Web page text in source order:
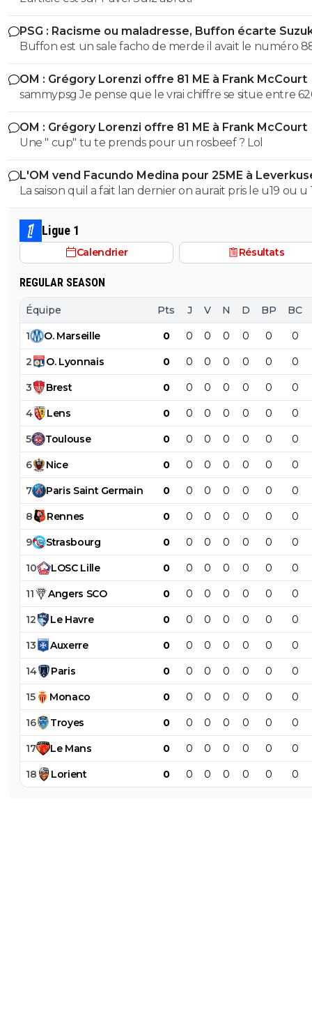
PSG : Racisme ou maladresse, Buffon écarte
Buffon est un sale facho de merde il avait le numéro
cetait pas un hasard...
OM : Grégory Lorenzi offre 81 ME à Frank McCourt
sammypsg Je pense que le vrai chiffre se situe entre
700 M
OM : Grégory Lorenzi offre 81 ME à Frank McCourt
Une " cup" tu te prends pour un rosbeef ? Lol
L'OM vend Facundo Medina pour 25ME à
La saison quil a fait lan dernier on aurait pris le u19 ou u
son poste ils auraient pas fait pire, il a ete blessé plus 1/3
saison et le peu de fois où on l'a vue bah putain...je sais
lors de quel match tu l'a vu bon, moi jai surtout vue
bide et ses croissants a la place des pieds et faire des
Ligue 1
Calendrier Résultats
REGULAR SEASON
Équipe Pts J V N D BP BC
1 O. Marseille 0 0 0 0 0 0 0
2 O. Lyonnais 0 0 0 0 0 0 0
3 Brest 0 0 0 0 0 0 0
4 Lens 0 0 0 0 0 0 0
5 Toulouse 0 0 0 0 0 0 0
6 Nice 0 0 0 0 0 0 0
7 Paris Saint Germain 0 0 0 0 0 0 0
8 Rennes 0 0 0 0 0 0 0
9 Strasbourg 0 0 0 0 0 0 0
10 LOSC Lille 0 0 0 0 0 0 0
11 Angers SCO 0 0 0 0 0 0 0
12 Le Havre 0 0 0 0 0 0 0
13 Auxerre 0 0 0 0 0 0 0
14 Paris 0 0 0 0 0 0 0
15 Monaco 0 0 0 0 0 0 0
16 Troyes 0 0 0 0 0 0 0
17 Le Mans 0 0 0 0 0 0 0
18 Lorient 0 0 0 0 0 0 0